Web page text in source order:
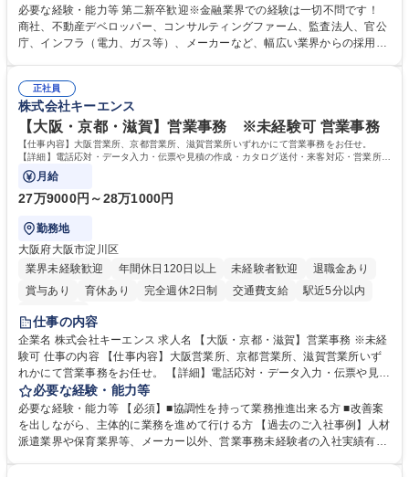
掛け合わせて広く社会に貢献していく職種です。 入社後は、横断的なロー
テーションを経て適性や専門性に応じたキャリアを形成していただきま
す。総合職として入社いただき、下記いずれかの部門でご活躍いただきま
ート・ナレッジ業務 ※それぞれの業務内容に関しては、別途その他労働条
件備考欄に記載 募集職種 【総合職/ポテンシャル採用(第2新卒)】投融資一
体型のソリューション提案
必要な経験・能力等 第二新卒歓迎※金融業界での経験は一切不問です！
商社、不動産デベロッパー、コンサルティングファーム、監査法人、官公
庁、インフラ（電力、ガス等）、メーカーなど、幅広い業界からの採用実
く高い志を併せもった人材を求めています。ポテンシャル採用（第2新
卒）では、金融業界での経験や知識を問いません。新たな時代を見据え
て、複雑化する社会課題の解決に向けて先鞭をつける役割を担いたい、と
いう気概をお持ちの方を心待ちにしています。 学歴・資格 学歴：大学院
大学 語学力： 資格：
正社員
株式会社キーエンス
【大阪・京都・滋賀】営業事務 ※未経験可 営業事務
【仕事内容】大阪営業所、京都営業所、滋賀営業所いずれかにて営業事務をお任せ。
【詳細】電話応対・データ入力・伝票や見積の作成・カタログ送付・来客対応・営業所内
で発生する事務業務や業務改善をお任せ。
月給
27万9000円～28万1000円
勤務地
大阪府大阪市淀川区
業界未経験歓迎
年間休日120日以上 未経験者歓迎
退職金あり
賞与あり
育休あり 完全週休2日制 交通費支給
駅近5分以内
土日祝休み
仕事の内容
企業名 株式会社キーエンス 求人名 【大阪・京都・滋賀】営業事務 ※未経
験可 仕事の内容 【仕事内容】大阪営業所、京都営業所、滋賀営業所いず
れかにて営業事務をお任せ。 【詳細】電話応対・データ入力・伝票や見積
の作成・カタログ送付・来客対応・営業所内で発生する事務業務や業務改
善をお任せ。 【教育制度】ご入社後、育成担当とペアになりながらOJTに
て業務を覚えていただくことが可能です。業務システムがきちんと構築さ
れているため、スムーズに仕事に慣れることができる環境です。また、
必要な経験・能力等
必要な経験・能力等 【必須】■協調性を持って業務推進出来る方 ■改善案
を出しながら、主体的に業務を進めて行ける方 【過去のご入社事例】人材
派遣業界や保育業界等、メーカー以外、営業事務未経験者の入社実績有